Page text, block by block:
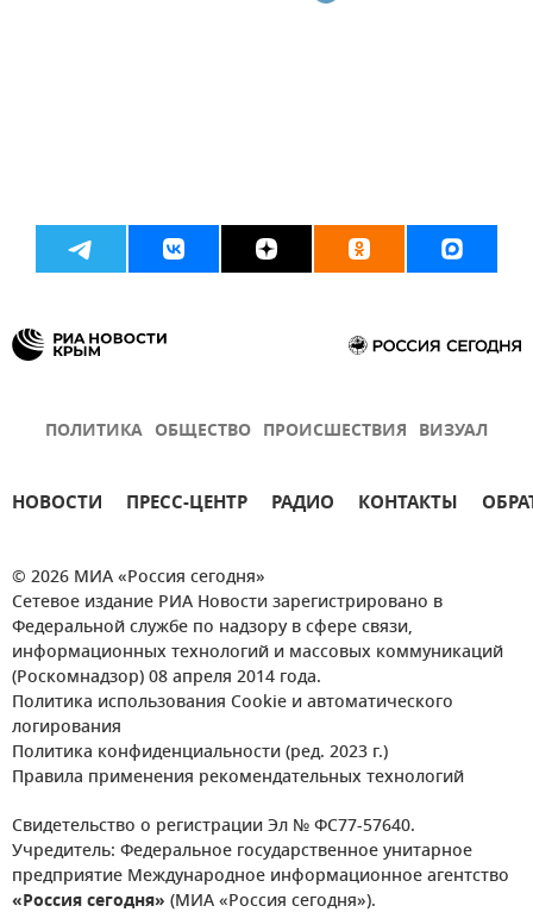
ПОЛИТИКА ОБЩЕСТВО ПРОИСШЕСТВИЯ ВИЗУАЛ
НОВОСТИ ПРЕСС-ЦЕНТР РАДИО КОНТАКТЫ
© 2026 МИА «Россия сегодня»
Сетевое издание РИА Новости зарегистрировано в
Федеральной службе по надзору в сфере связи,
информационных технологий и массовых коммуникаций
(Роскомнадзор) 08 апреля 2014 года.
Политика использования Cookie и автоматического
логирования
Политика конфиденциальности (ред. 2023 г.)
Правила применения рекомендательных технологий
Свидетельство о регистрации Эл № ФС77-57640.
Учредитель: Федеральное государственное унитарное
предприятие Международное информационное агентство
«Россия сегодня» (МИА «Россия сегодня»).